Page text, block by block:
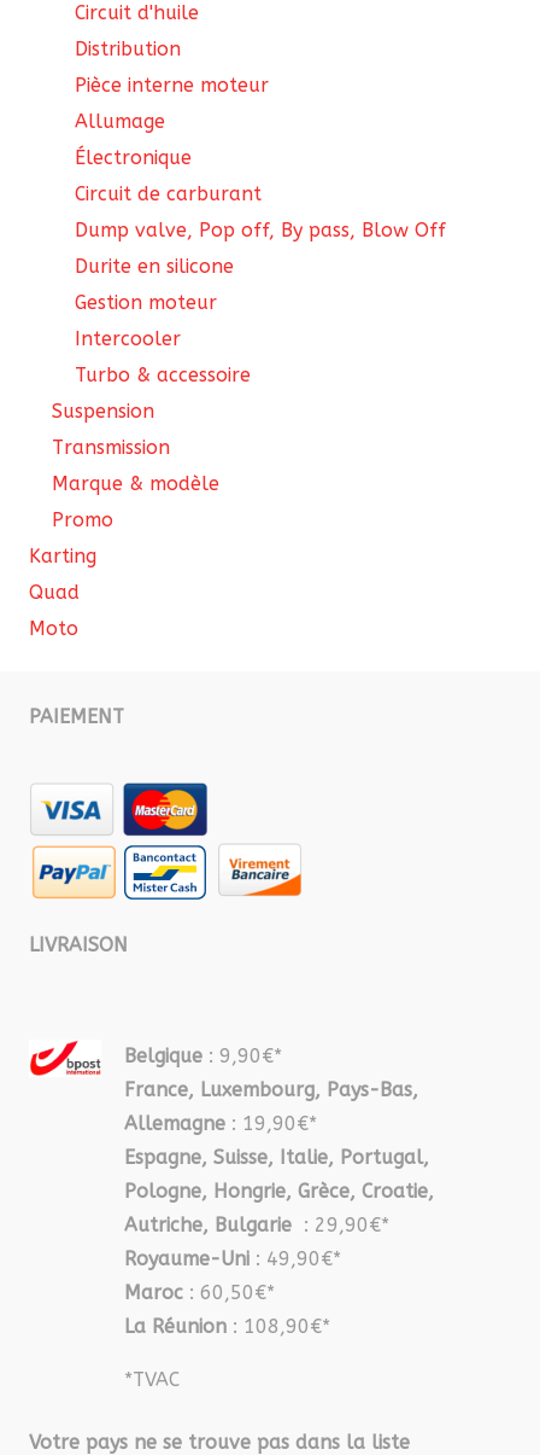
Circuit d'huile
Distribution
Pièce interne moteur
Allumage
Électronique
Circuit de carburant
Dump valve, Pop off, By pass, Blow Off
Durite en silicone
Gestion moteur
Intercooler
Turbo & accessoire
Suspension
Transmission
Marque & modèle
Promo
Karting
Quad
Moto
PAIEMENT
LIVRAISON
Belgique : 9,90€*
France, Luxembourg, Pays-Bas,
Allemagne : 19,90€*
Espagne, Suisse, Italie, Portugal,
Pologne, Hongrie, Grèce, Croatie,
Autriche, Bulgarie : 29,90€*
Royaume-Uni : 49,90€*
Maroc : 60,50€*
La Réunion : 108,90€*
*TVAC
Votre pays ne se trouve pas dans la liste